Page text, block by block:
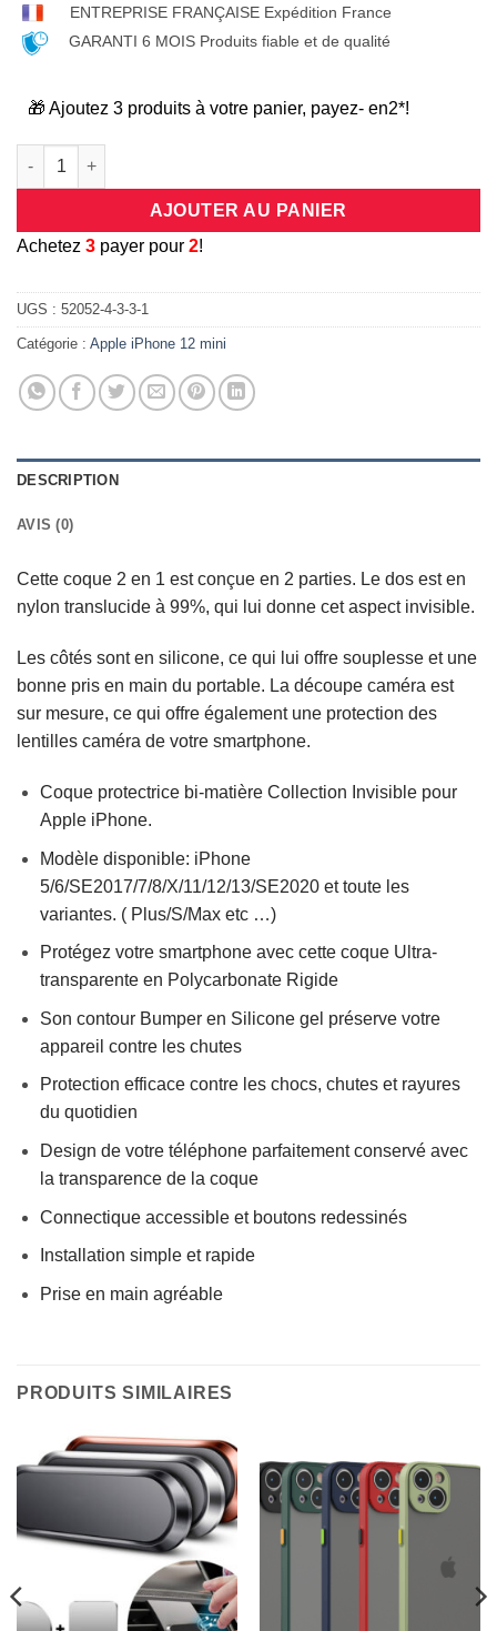
ENTREPRISE FRANÇAISE Expédition France
GARANTI 6 MOIS Produits fiable et de qualité
🎁 Ajoutez 3 produits à votre panier, payez- en2*!
quantité de Coque invisible bi matière antichoc pour Apple
AJOUTER AU PANIER
Achetez 3 payer pour 2!
UGS : 52052-4-3-3-1
Catégorie : Apple iPhone 12 mini
DESCRIPTION
AVIS (0)
Cette coque 2 en 1 est conçue en 2 parties. Le dos est en
nylon translucide à 99%, qui lui donne cet aspect invisible.
Les côtés sont en silicone, ce qui lui offre souplesse et une
bonne pris en main du portable. La découpe caméra est
sur mesure, ce qui offre également une protection des
lentilles caméra de votre smartphone.
Coque protectrice bi-matière Collection Invisible pour
Apple iPhone.
Modèle disponible: iPhone
5/6/SE2017/7/8/X/11/12/13/SE2020 et toute les
variantes. ( Plus/S/Max etc …)
Protégez votre smartphone avec cette coque Ultra-
transparente en Polycarbonate Rigide
Son contour Bumper en Silicone gel préserve votre
appareil contre les chutes
Protection efficace contre les chocs, chutes et rayures
du quotidien
Design de votre téléphone parfaitement conservé avec
la transparence de la coque
Connectique accessible et boutons redessinés
Installation simple et rapide
Prise en main agréable
PRODUITS SIMILAIRES